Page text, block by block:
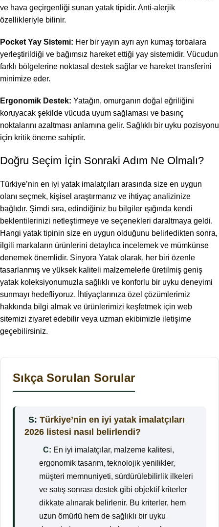
ve hava geçirgenliği sunan yatak tipidir. Anti-alerjik
özellikleriyle bilinir.
Pocket Yay Sistemi: Her bir yayın ayrı ayrı kumaş torbalara
yerleştirildiği ve bağımsız hareket ettiği yay sistemidir. Vücudun
farklı bölgelerine noktasal destek sağlar ve hareket transferini
minimize eder.
Ergonomik Destek: Yatağın, omurganın doğal eğriliğini
koruyacak şekilde vücuda uyum sağlaması ve basınç
noktalarını azaltması anlamına gelir. Sağlıklı bir uyku pozisyonu
için kritik öneme sahiptir.
Doğru Seçim İçin Sonraki Adım Ne Olmalı?
Türkiye’nin en iyi yatak imalatçıları arasında size en uygun
olanı seçmek, kişisel araştırmanız ve ihtiyaç analizinize
bağlıdır. Şimdi sıra, edindiğiniz bu bilgiler ışığında kendi
beklentilerinizi netleştirmeye ve seçenekleri daraltmaya geldi.
Hangi yatak tipinin size en uygun olduğunu belirledikten sonra,
ilgili markaların ürünlerini detaylıca incelemek ve mümkünse
denemek önemlidir. Sinyora Yatak olarak, her biri özenle
tasarlanmış ve yüksek kaliteli malzemelerle üretilmiş geniş
yatak koleksiyonumuzla sağlıklı ve konforlu bir uyku deneyimi
sunmayı hedefliyoruz. İhtiyaçlarınıza özel çözümlerimiz
hakkında bilgi almak ve ürünlerimizi keşfetmek için web
sitemizi ziyaret edebilir veya uzman ekibimizle iletişime
geçebilirsiniz.
Sıkça Sorulan Sorular
S: Türkiye’nin en iyi yatak imalatçıları
2026 listesi nasıl belirlendi?
C: En iyi imalatçılar, malzeme kalitesi,
ergonomik tasarım, teknolojik yenilikler,
müşteri memnuniyeti, sürdürülebilirlik ilkeleri
ve satış sonrası destek gibi objektif kriterler
dikkate alınarak belirlenir. Bu kriterler, hem
uzun ömürlü hem de sağlıklı bir uyku